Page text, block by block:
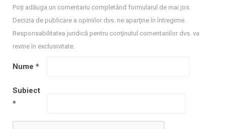
Poţi adăuga un comentariu completând formularul de mai jos.
Decizia de publicare a opiniilor dvs. ne aparţine în întregime.
Responsabilitatea juridică pentru conţinutul comentariilor dvs. va
revine în exclusivitate.
Nume *
Subiect
*